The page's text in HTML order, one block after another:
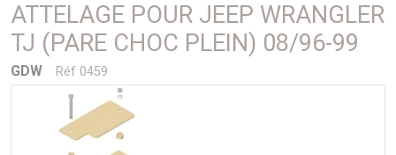
ATTELAGE POUR JEEP WRANGLER
TJ (PARE CHOC PLEIN) 08/96-99
GDW Réf 0459